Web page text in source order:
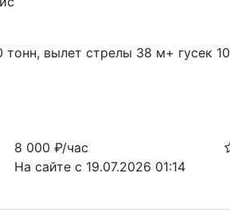
тонн, вылет стрелы 38 м+ гусек 10
8 000₽/час
На сайте с 19.07.2026 01:14